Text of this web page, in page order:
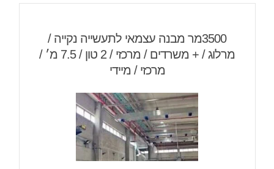
3500מר מבנה עצמאי לתעשייה נקייה /
מרלוג / + משרדים / מרכזי / 2 טון / 7.5 מ׳ /
מרכזי / מיידי